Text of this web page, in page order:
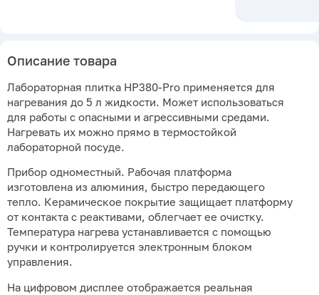
Описание товара
Лабораторная плитка HP380-Pro применяется для
нагревания до 5 л жидкости. Может использоваться
для работы с опасными и агрессивными средами.
Нагревать их можно прямо в термостойкой
лабораторной посуде.
Прибор одноместный. Рабочая платформа
изготовлена из алюминия, быстро передающего
тепло. Керамическое покрытие защищает платформу
от контакта с реактивами, облегчает ее очистку.
Температура нагрева устанавливается с помощью
ручки и контролируется электронным блоком
управления.
На цифровом дисплее отображается реальная